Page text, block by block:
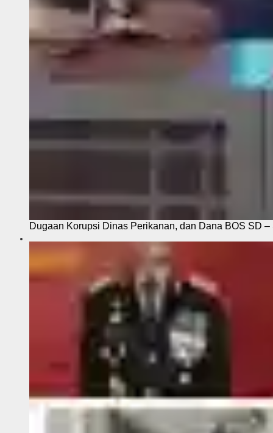
Dugaan Korupsi Dinas Perikanan, dan Dana BOS SD